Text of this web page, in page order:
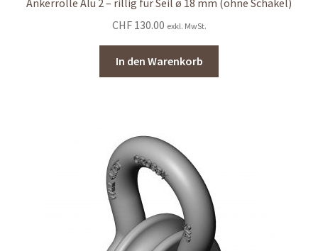
Ankerrolle Alu 2 – rillig für Seil ø 18 mm (ohne Schäkel)
CHF130.00 exkl. MwSt.
In den Warenkorb